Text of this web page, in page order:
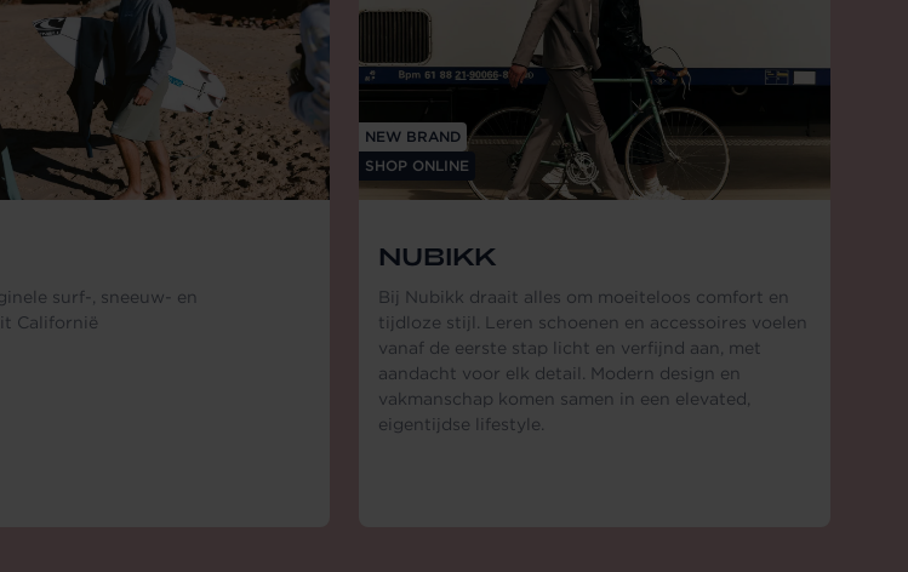
surf-, sneeuw- en
Californië
NEW BRAND
SHOP ONLINE
NUBIKK
Bij Nubikk draait alles om moeiteloos comfort en
tijdloze stijl. Leren schoenen en accessoires voelen
vanaf de eerste stap licht en verfijnd aan, met
aandacht voor elk detail. Modern design en
vakmanschap komen samen in een elevated,
eigentijdse lifestyle.